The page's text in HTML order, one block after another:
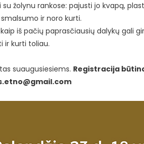
su žolynu rankose: pajusti jo kvapą,
ir noro kurti.
iš pačių paprasčiausių dalykų gali
ir kurti toliau.
suaugusiesiems. Registracija